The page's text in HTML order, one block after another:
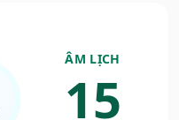
ÂM LỊCH
15